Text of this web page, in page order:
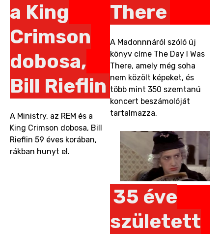
a King
Crimson
dobosa,
Bill Rieflin
A Ministry, az REM és a
King Crimson dobosa, Bill
Rieflin 59 éves korában,
rákban hunyt el.
There
A Madonnnáról szóló új
könyv címe The Day I Was
There, amely még soha
nem közölt képeket, és
több mint 350 szemtanú
koncert beszámolóját
tartalmazza.
35 éve
született